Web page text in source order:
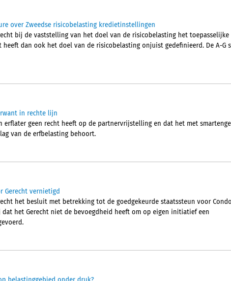
over Zweedse risicobelasting kredietinstellingen
bij de vaststelling van het doel van de risicobelasting het toepasselijke
heeft dan ook het doel van de risicobelasting onjuist gedefinieerd. De A-G
in rechte lijn
erflater geen recht heeft op de partnervrijstelling en dat het met
van de erfbelasting behoort.
Gerecht vernietigd
het besluit met betrekking tot de goedgekeurde staatssteun voor
het Gerecht niet de bevoegdheid heeft om op eigen initiatief een